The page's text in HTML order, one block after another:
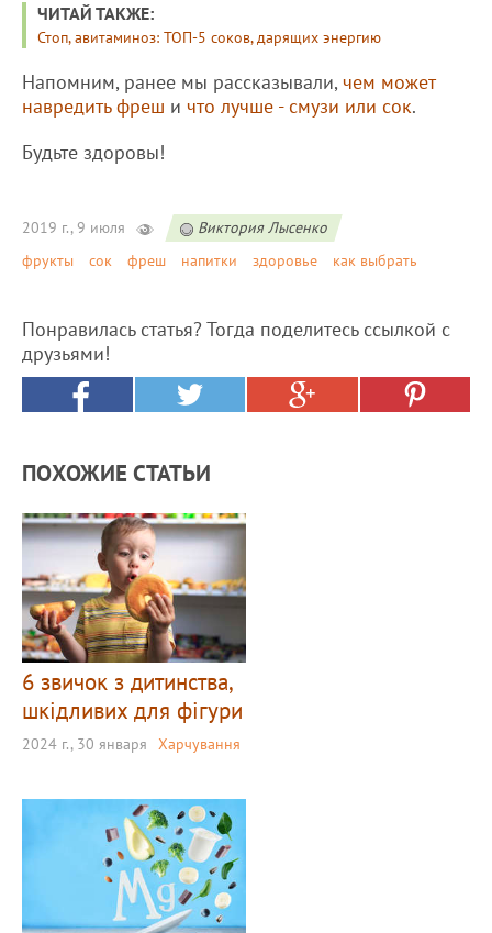
ЧИТАЙ ТАКЖЕ:
Стоп, авитаминоз: ТОП-5 соков, дарящих энергию
Напомним, ранее мы рассказывали, чем может
навредить фреш и что лучше - смузи или сок.
Будьте здоровы!
2019 г., 9 июля
Виктория Лысенко
фрукты
сок фреш напитки здоровье как выбрать
Понравилась статья? Тогда поделитесь ссылкой с
друзьями!
ПОХОЖИЕ СТАТЬИ
6 звичок з дитинства,
шкідливих для фігури
2024 г., 30 января Харчування